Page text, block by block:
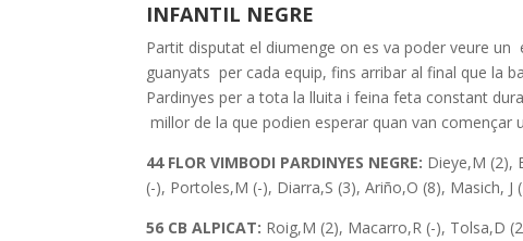
INFANTIL NEGRE
Partit disputat el diumenge on es va poder veure
guanyats per cada equip, fins arribar al final que la
Pardinyes per a tota la lluita i feina feta constant
millor de la que podien esperar quan van començar
44 FLOR VIMBODI PARDINYES NEGRE: Dieye,M (2),
(-), Portoles,M (-), Diarra,S (3), Ariño,O (8), Masich, J
56 CB ALPICAT: Roig,M (2), Macarro,R (-), Tolsa,D